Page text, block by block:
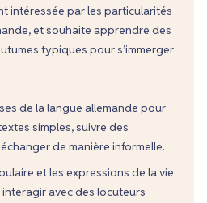
intéressée par les particularités
et souhaite apprendre des
typiques pour s’immerger
de la langue allemande pour
simples, suivre des
de manière informelle.
et les expressions de la vie
avec des locuteurs